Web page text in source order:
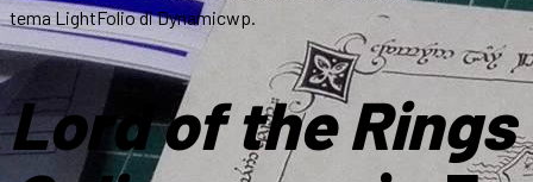
tema LightFolio di Dynamicwp.
Lord of the Rings